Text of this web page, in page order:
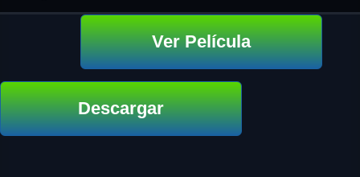
Ver Película
Descargar